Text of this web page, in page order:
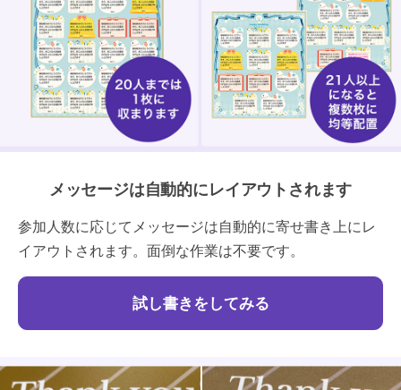
メッセージは自動的にレイアウトされます
参加人数に応じてメッセージは自動的に寄せ書き上にレ
イアウトされます。面倒な作業は不要です。
試し書きをしてみる